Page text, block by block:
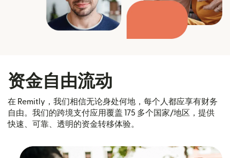
资金自由流动
在 Remitly，我们相信无论身处何地，每个人都应享有财务
自由。我们的跨境支付应用覆盖 175 多个国家/地区，提供
快速、可靠、透明的资金转移体验。